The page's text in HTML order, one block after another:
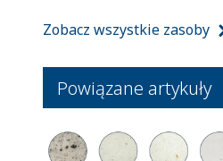
Zobacz wszystkie zasoby
Powiązane artykuły